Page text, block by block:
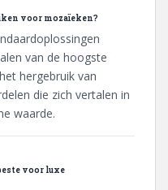
voor mozaïeken?
van de hoogste
hergebruik van
die zich vertalen in
waarde.
voor luxe